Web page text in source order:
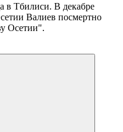
в Тбилиси. В декабре
Валиев посмертно
Осетии".